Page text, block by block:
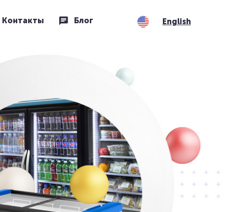
Контакты Блог English